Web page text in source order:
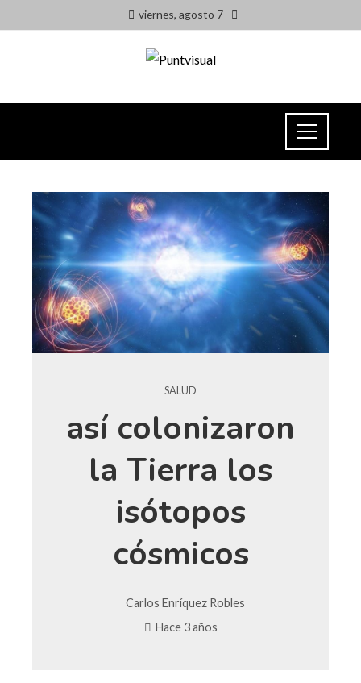
viernes, agosto 7
SALUD
así colonizaron
la Tierra los
isótopos
cósmicos
Carlos Enríquez Robles
Hace 3 años